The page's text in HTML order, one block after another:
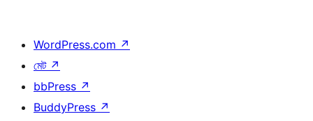
WordPress.com ↗
মেট ↗
bbPress ↗
BuddyPress ↗